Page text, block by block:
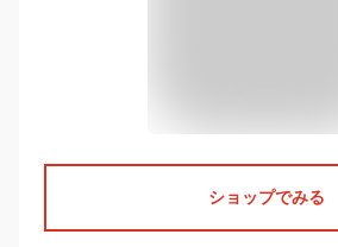
ショップでみる